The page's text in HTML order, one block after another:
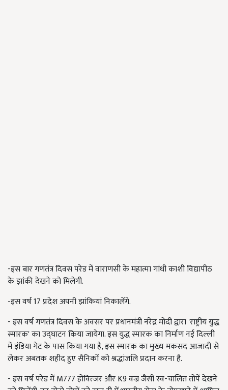
-इस बार गणतंत्र दिवस परेड में वाराणसी के महात्मा गांधी काशी विद्यापीठ
के झांकी देखने को मिलेगी.
-इस वर्ष 17 प्रदेश अपनी झांकियां निकालेंगे.
- इस वर्ष गणतंत्र दिवस के अवसर पर प्रधानमंत्री नंरेद्र मोदी द्वारा 'राष्ट्रीय युद्ध
स्मारक' का उद्घाटन किया जायेगा. इस युद्ध स्मारक का निर्माण नई दिल्ली
में इंडिया गेट के पास किया गया है, इस स्मारक का मुख्य मकसद आजादी से
लेकर अबतक शहीद हुए सैनिकों को श्रद्धांजलि प्रदान करना है.
- इस वर्ष परेड में M777 होवित्जर और K9 वज्र जैसी स्व-चालित तोपें देखने